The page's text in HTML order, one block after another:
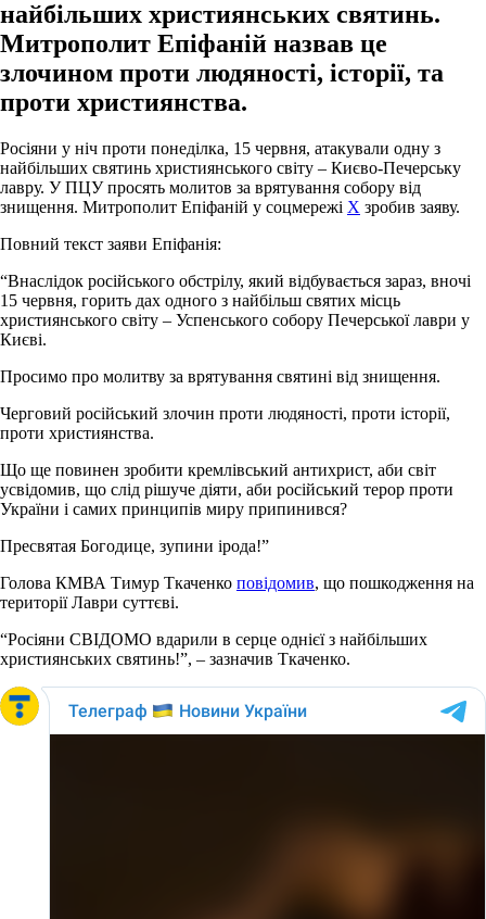
найбільших християнських святинь.
Митрополит Епіфаній назвав це
злочином проти людяності, історії, та
проти християнства.
Росіяни у ніч проти понеділка, 15 червня, атакували одну з
найбільших святинь християнського світу – Києво-Печерську
лавру. У ПЦУ просять молитов за врятування собору від
знищення. Митрополит Епіфаній у соцмережі Х зробив заяву.
Повний текст заяви Епіфанія:
“Внаслідок російського обстрілу, який відбувається зараз, вночі
15 червня, горить дах одного з найбільш святих місць
християнського світу – Успенського собору Печерської лаври у
Києві.
Просимо про молитву за врятування святині від знищення.
Черговий російський злочин проти людяності, проти історії,
проти християнства.
Що ще повинен зробити кремлівський антихрист, аби світ
усвідомив, що слід рішуче діяти, аби російський терор проти
України і самих принципів миру припинився?
Пресвятая Богодице, зупини ірода!”
Голова КМВА Тимур Ткаченко повідомив, що пошкодження на
території Лаври суттєві.
“Росіяни СВІДОМО вдарили в серце однієї з найбільших
християнських святинь!”, – зазначив Ткаченко.